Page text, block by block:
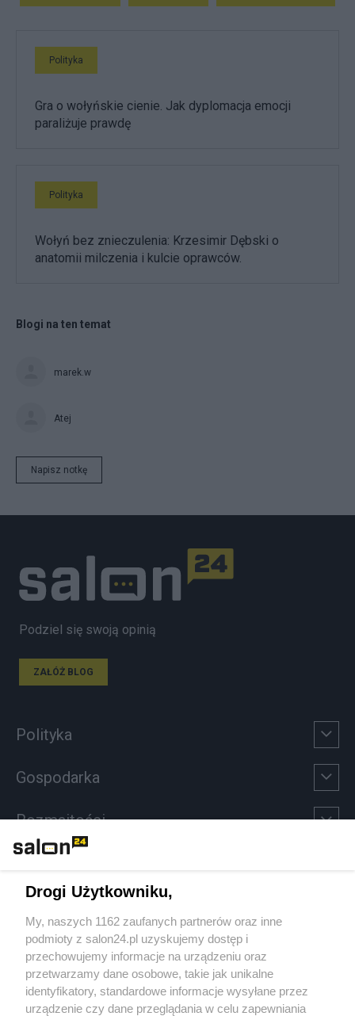
Polityka
Gra o wołyńskie cienie. Jak dyplomacja emocji
paraliżuje prawdę
Polityka
Wołyń bez znieczulenia: Krzesimir Dębski o
anatomii milczenia i kulcie oprawców.
Blogi na ten temat
marek.w
Atej
Napisz notkę
Podziel się swoją opinią
ZAŁÓŻ BLOG
Polityka
Gospodarka
Rozmaitości
Sport
Społeczeństwo
Kultura
Drogi Użytkowniku,
My, naszych 1162 zaufanych partnerów oraz inne
podmioty z salon24.pl uzyskujemy dostęp i
przechowujemy informacje na urządzeniu oraz
przetwarzamy dane osobowe, takie jak unikalne
identyfikatory, standardowe informacje wysyłane przez
urządzenie czy dane przeglądania w celu zapewniania